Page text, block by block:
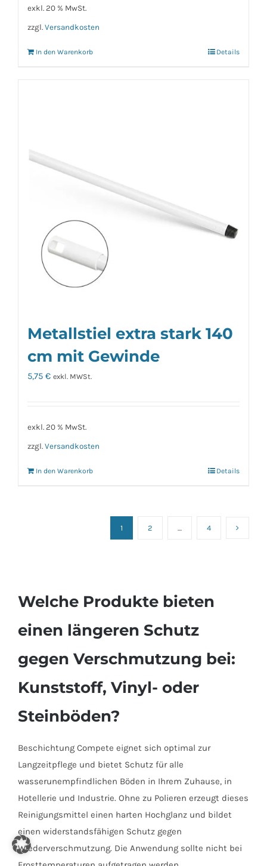
exkl. 20 % MwSt.
zzgl. Versandkosten
In den Warenkorb Details
Metallstiel extra stark 140
cm mit Gewinde
5,75 € exkl. MWSt.
exkl. 20 % MwSt.
zzgl. Versandkosten
In den Warenkorb Details
1 2 … 4
Welche Produkte bieten
einen längeren Schutz
gegen Verschmutzung bei:
Kunststoff, Vinyl- oder
Steinböden?
Beschichtung Compete eignet sich optimal zur
Langzeitpflege und bietet Schutz für alle
wasserunempfindlichen Böden in Ihrem Zuhause, in
Hotellerie und Industrie. Ohne zu Polieren erzeugt dieses
Reinigungsmittel einen harten Hochglanz und bildet
einen widerstandsfähigen Schutz gegen
Wiederverschmutzung. Die Anwendung sollte nicht bei